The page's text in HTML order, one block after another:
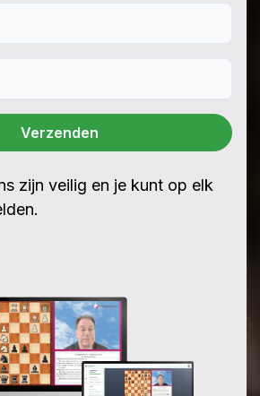
Verzenden
zijn veilig en je kunt op elk